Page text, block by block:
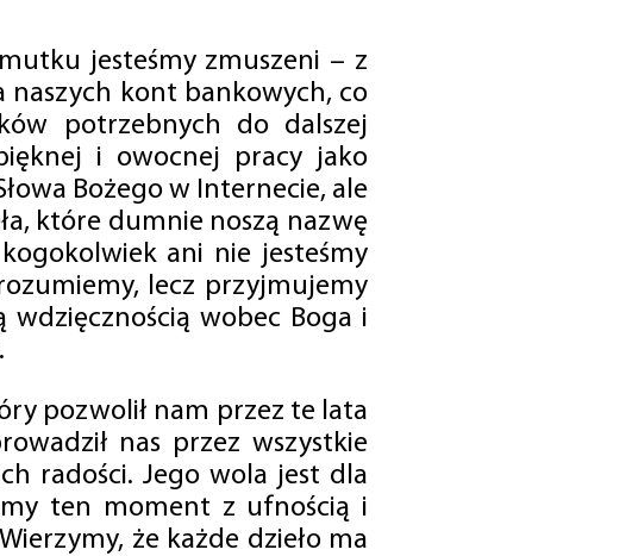
jesteśmy zmuszeni – z
naszych kont bankowych, co
potrzebnych do dalszej
i owocnej pracy jako
Bożego w Internecie, ale
które dumnie noszą nazwę
ani nie jesteśmy
lecz przyjmujemy
wdzięcznością wobec Boga i
pozwolił nam przez te lata
nas przez wszystkie
radości. Jego wola jest dla
ten moment z ufnością i
że każde dzieło ma